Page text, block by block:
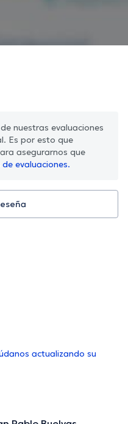
nuestras evaluaciones
Es por esto que
asegurarnos que
evaluaciones.
actualizando su